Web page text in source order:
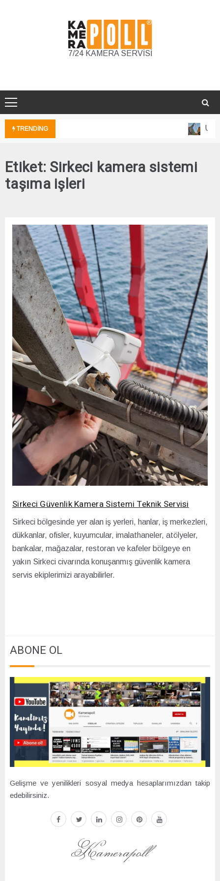
7/24 KAMERA SERVİSİ
TRENDING
Etiket: Sirkeci kamera sistemi
taşıma işleri
Sirkeci Güvenlik Kamera Sistemi Teknik Servisi
Sirkeci bölgesinde yer alan iş yerleri, hanlar, iş merkezleri,
dükkanlar, ofisler, kuyumcular, imalathaneler, atölyeler,
bankalar, mağazalar, restoran ve kafeler bölgeye en
yakın Sirkeci civarında konuşanmış güvenlik kamera
servis ekiplerimizi arayabilirler.
ABONE OL
Gelişme ve yenilikleri sosyal medya hesaplarımızdan takip
edebilirsiniz.
facebook
twitter linkedininstagrampinterestyoutube
Kamerapoll